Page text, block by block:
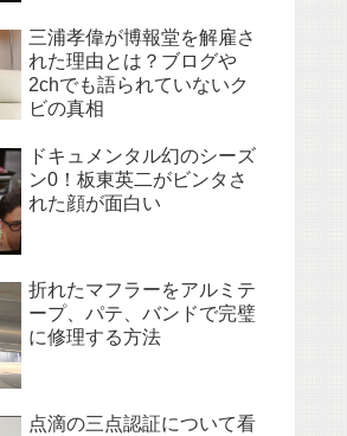
三浦孝偉が博報堂を解雇さ
れた理由とは？ブログや
2chでも語られていないク
ビの真相
ドキュメンタル幻のシーズ
ン0！板東英二がビンタさ
れた顔が面白い
折れたマフラーをアルミテ
ープ、パテ、バンドで完璧
に修理する方法
点滴の三点認証について看